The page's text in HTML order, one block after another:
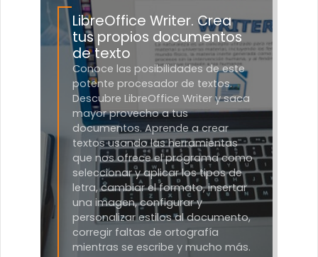
LibreOffice Writer. Crea
tus propios documentos
de texto
Conoce las posibilidades de este
potente procesador de textos.
Descubre LibreOffice Writer y saca
mayor provecho a tus
documentos. Aprende a crear
textos usando las herramientas
que nos ofrece el programa como
seleccionar y aplicar los tipos de
letra, cambiar el formato, insertar
una imagen, configurar y
personalizar estilos al documento,
corregir faltas de ortografía
mientras se escribe y mucho más.